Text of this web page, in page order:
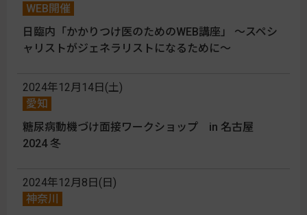
WEB開催
日臨内「かかりつけ医のためのWEB講座」 〜スペシ
ャリストがジェネラリストになるために〜
2024年12月14日(土)
愛知
糖尿病動機づけ面接ワークショップ in 名古屋
2024 冬
2024年12月8日(日)
神奈川